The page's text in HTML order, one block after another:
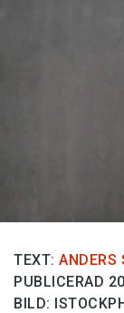
TEXT: ANDERS
PUBLICERAD
BILD: